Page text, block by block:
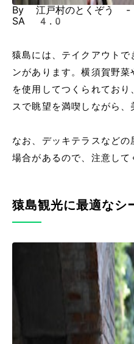
By 江戸村のとくぞ
SA 4.0
猿島には、テイクアウト
ンがあります。横須賀野
を使用してつくられてお
スで眺望を満喫しながら、
なお、デッキテラスなど
場合があるので、注意して
猿島観光に最適なシ